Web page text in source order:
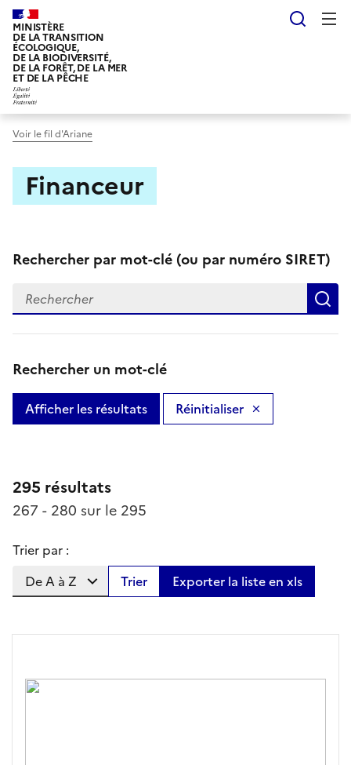
Aller
au
contenu
principal
MINISTÈRE
DE LA TRANSITION
ÉCOLOGIQUE,
DE LA BIODIVERSITÉ,
DE LA FORÊT, DE LA MER
ET DE LA PÊCHE
Voir le fil d'Ariane
Financeur
Rechercher par mot-clé (ou par numéro SIRET)
Rechercher un mot-clé
Rechercher un mot-clé
Afficher les résultats Réinitialiser
295 résultats
267 - 280 sur le 295
Trier par :
Trier
Exporter la liste en xls